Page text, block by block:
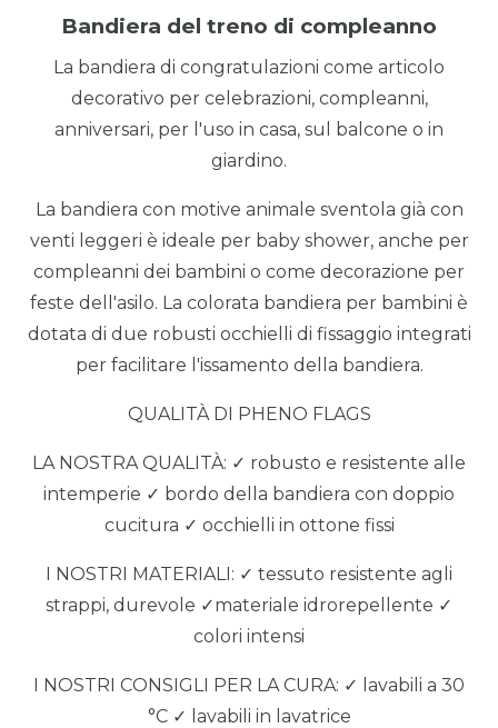
Bandiera del treno di compleanno
La bandiera di congratulazioni come articolo
decorativo per celebrazioni, compleanni,
anniversari, per l'uso in casa, sul balcone o in
giardino.
La bandiera con motive animale sventola già con
venti leggeri è ideale per baby shower, anche per
compleanni dei bambini o come decorazione per
feste dell'asilo. La colorata bandiera per bambini è
dotata di due robusti occhielli di fissaggio integrati
per facilitare l'issamento della bandiera.
QUALITÀ DI PHENO FLAGS
LA NOSTRA QUALITÀ: ✓ robusto e resistente alle
intemperie ✓ bordo della bandiera con doppio
cucitura ✓ occhielli in ottone fissi
I NOSTRI MATERIALI: ✓ tessuto resistente agli
strappi, durevole ✓materiale idrorepellente ✓
colori intensi
I NOSTRI CONSIGLI PER LA CURA: ✓ lavabili a 30
°C ✓ lavabili in lavatrice